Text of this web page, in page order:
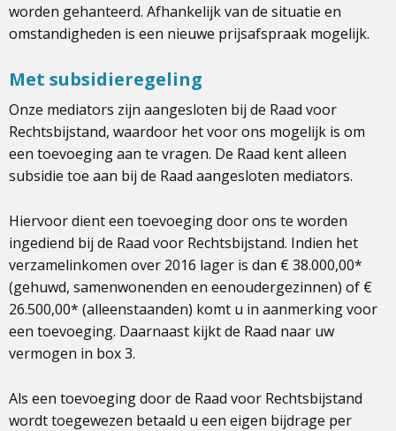
worden gehanteerd. Afhankelijk van de situatie en
omstandigheden is een nieuwe prijsafspraak mogelijk.
Met subsidieregeling
Onze mediators zijn aangesloten bij de Raad voor
Rechtsbijstand, waardoor het voor ons mogelijk is om
een toevoeging aan te vragen. De Raad kent alleen
subsidie toe aan bij de Raad aangesloten mediators.
Hiervoor dient een toevoeging door ons te worden
ingediend bij de Raad voor Rechtsbijstand. Indien het
verzamelinkomen over 2016 lager is dan € 38.000,00*
(gehuwd, samenwonenden en eenoudergezinnen) of €
26.500,00* (alleenstaanden) komt u in aanmerking voor
een toevoeging. Daarnaast kijkt de Raad naar uw
vermogen in box 3.
Als een toevoeging door de Raad voor Rechtsbijstand
wordt toegewezen betaald u een eigen bijdrage per